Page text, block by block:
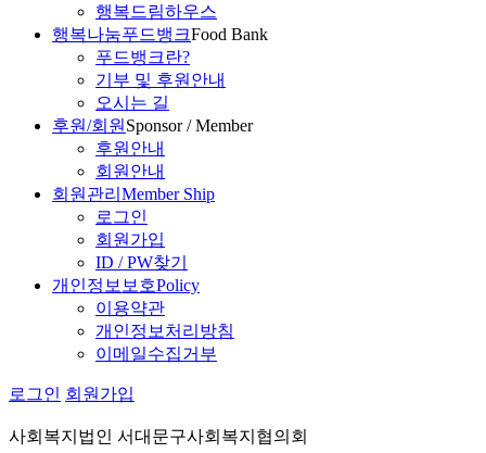
행복드림하우스
행복나눔푸드뱅크Food Bank
푸드뱅크란?
기부 및 후원안내
오시는 길
후원/회원 Sponsor / Member
후원안내
회원안내
회원관리 Member Ship
로그인
회원가입
ID / PW찾기
개인정보보호Policy
이용약관
개인정보처리방침
이메일수집거부
로그인 회원가입
사회복지법인 서대문구사회복지협의회